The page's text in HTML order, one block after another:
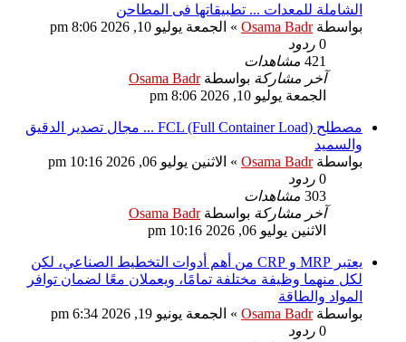
الشاملة للمعدات ... تطبيقاتها فى المطاحن
بواسطةOsama Badr
» الجمعة يوليو 10, 2026 8:06 pm
0 ردود
421 مشاهدات
آخر مشاركة بواسطةOsama Badr
الجمعة يوليو 10, 2026 8:06 pm
مصطلح FCL (Full Container Load) ... مجال تصدير الدقيق
والسميد
بواسطةOsama Badr
» الاثنين يوليو 06, 2026 10:16 pm
0 ردود
303 مشاهدات
آخر مشاركة بواسطةOsama Badr
الاثنين يوليو 06, 2026 10:16 pm
يعتبر MRP و CRP من أهم أدوات التخطيط الصناعي، لكن
لكل منهما وظيفة مختلفة تمامًا، ويعملان معًا لضمان توافر
المواد والطاقة
بواسطةOsama Badr
» الجمعة يونيو 19, 2026 6:34 pm
0 ردود